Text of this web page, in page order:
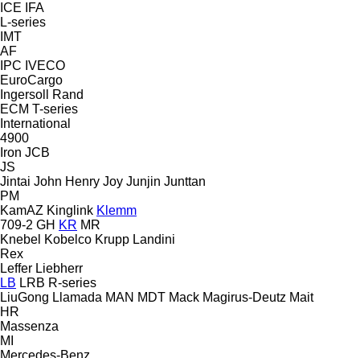
ICE
IFA
L-series
IMT
AF
IPC IVECO
EuroCargo
Ingersoll Rand
ECM T-series
International
4900
Iron JCB
JS
Jintai John Henry Joy Junjin Junttan
PM
KamAZ Kinglink Klemm
709-2 GH KR MR
Knebel Kobelco Krupp Landini
Rex
Leffer Liebherr
LB LRB R-series
LiuGong Llamada MAN MDT Mack Magirus-Deutz Mait
HR
Massenza
MI
Mercedes-Benz